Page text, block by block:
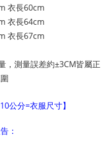
衣長60cm
衣長64cm
衣長67cm
，測量誤差約±3CM皆屬正
公分=衣服尺寸】
：